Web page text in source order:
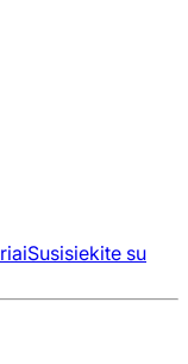
Susisiekite su